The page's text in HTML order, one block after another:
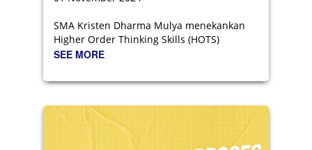
SMA Kristen Dharma Mulya menekankan
Higher Order Thinking Skills (HOTS)
SEE MORE